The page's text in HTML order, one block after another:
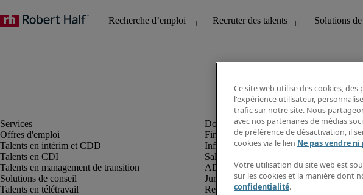
Offres d'emploi
Talents en intérim et CDD
Talents en CDI
Talents en management de transition
Solutions de conseil
Talents en télétravail
Finance et comptabilité
Informatique et IT
Sales et marketing
ADV, supply et performance client
Juridique et fiscal
Ressources humaines et paie
Ce site web utilise des cookies,
l'expérience utilisateur,
trafic sur notre site. Nous
avec nos partenaires de médias
de préférence de désactivation, il
cookies via le lien Ne pas vendre
Votre utilisation du site web est
sur les cookies et la manière dont
confidentialité.